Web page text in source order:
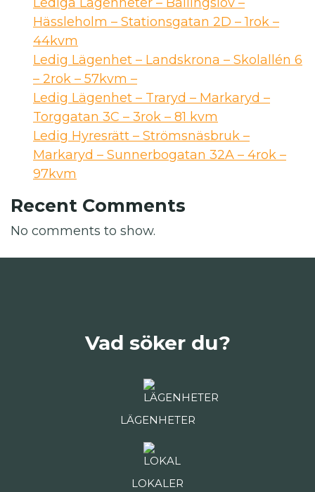
Hässleholm – Stationsgatan 2D – 1rok –
44kvm
Ledig Lägenhet – Landskrona – Skolallén 6
– 2rok – 57kvm –
Ledig Lägenhet – Traryd – Markaryd –
Torggatan 3C – 3rok – 81 kvm
Ledig Hyresrätt – Strömsnäsbruk –
Markaryd – Sunnerbogatan 32A – 4rok –
97kvm
Recent Comments
No comments to show.
Vad söker du?
LÄGENHETER
LOKALER